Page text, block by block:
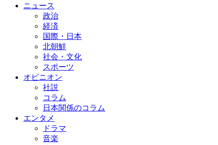
ニュース
政治
経済
国際・日本
北朝鮮
社会・文化
スポーツ
オピニオン
社説
コラム
日本関係のコラム
エンタメ
ドラマ
音楽